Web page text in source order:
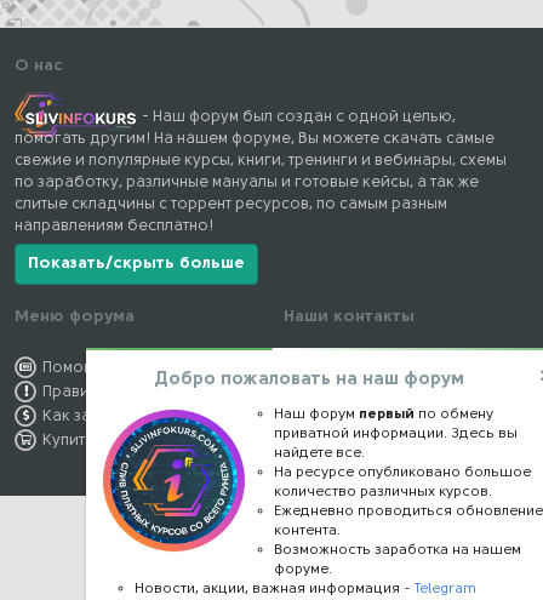
О нас
- Наш форум был создан с одной целью,
помогать другим! На нашем форуме, Вы можете скачать самые
свежие и популярные курсы, книги, тренинги и вебинары, схемы
по заработку, различные мануалы и готовые кейсы, а так же
слитые складчины с торрент ресурсов, по самым разным
направлениям бесплатно!
Показать/скрыть больше
Меню форума
Помощь по форуму
Правила форума
Как заработать
Купить премиум
Наши контакты
kursstore@mail.ru
Обратная связь
Конфиденциальность
Правообладателям
Добро пожаловать на наш форум
Наш форум первый по обмену
приватной информации. Здесь вы
найдете все.
На ресурсе опубликовано большое
количество различных курсов.
Ежедневно проводиться обновление
контента.
Возможность заработка на нашем
форуме.
Новости, акции, важная информация -Telegram